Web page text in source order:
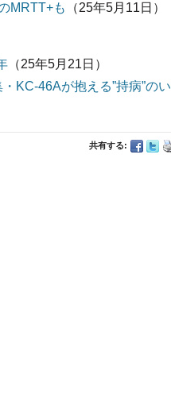
MRTT+も （25年5月11日）
（25年5月21日）
KC-46Aが抱える”持病”のい
共有する: